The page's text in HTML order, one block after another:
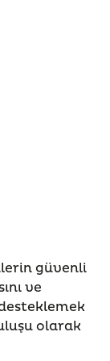
güvenli
ve
olarak